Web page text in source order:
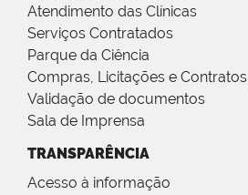
Atendimento das Clínicas
Serviços Contratados
Parque da Ciência
Compras, Licitações e Contratos
Validação de documentos
Sala de Imprensa
TRANSPARÊNCIA
Acesso à informação